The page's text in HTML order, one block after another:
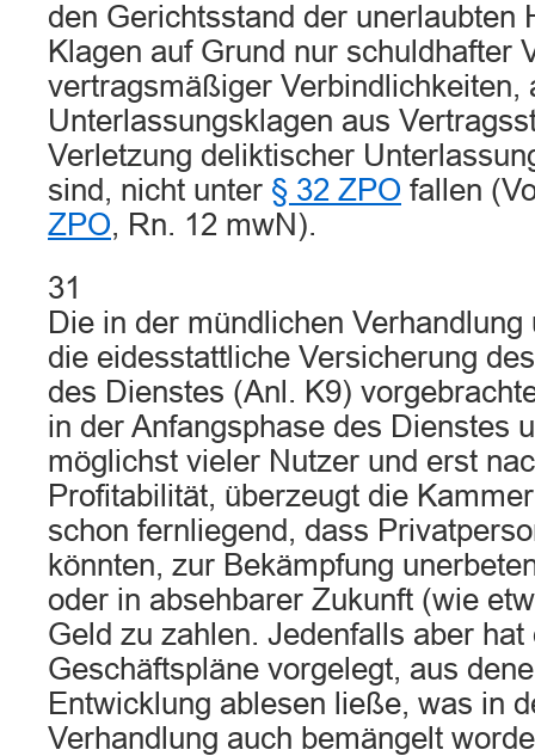
den Gerichtsstand der unerlaubten
Klagen auf Grund nur schuldhafter
vertragsmäßiger Verbindlichkeiten,
Unterlassungsklagen aus
Verletzung deliktischer
sind, nicht unter § 32 ZPO fallen
ZPO, Rn. 12 mwN).
31
Die in der mündlichen
die eidesstattliche Versicherung
des Dienstes (Anl. K9)
in der Anfangsphase des Dienstes
möglichst vieler Nutzer und erst
Profitabilität, überzeugt die
schon fernliegend, dass
könnten, zur Bekämpfung
oder in absehbarer Zukunft (wie
Geld zu zahlen. Jedenfalls aber
Geschäftspläne vorgelegt, aus
Entwicklung ablesen ließe, was in
Verhandlung auch bemängelt